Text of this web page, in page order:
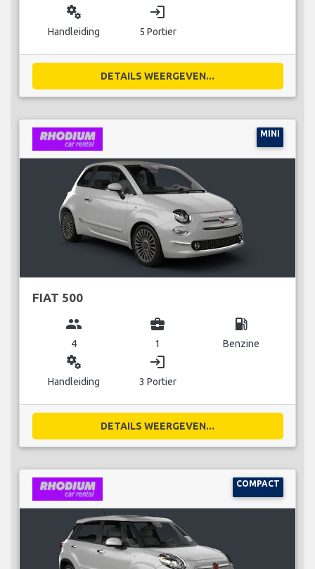
miscellaneous_services
Handleiding
login
5 Portier
DETAILS WEERGEVEN...
MINI
FIAT 500
group
4
business_center
1
local_gas_station
Benzine
miscellaneous_services
Handleiding
login
3 Portier
DETAILS WEERGEVEN...
COMPACT